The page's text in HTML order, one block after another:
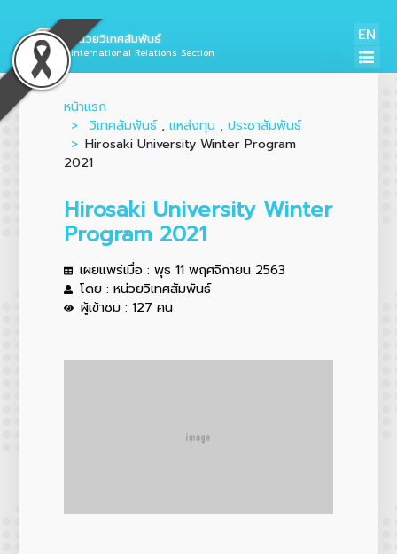
หน่วยวิเทศสัมพันธ์
International Relations Section
EN
หน้าแรก
วิเทศสัมพันธ์ , แหล่งทุน , ประชาสัมพันธ์
Hirosaki University Winter Program
2021
Hirosaki University Winter
Program 2021
เผยแพร่เมื่อ : พุธ 11 พฤศจิกายน 2563
โดย : หน่วยวิเทศสัมพันธ์
ผู้เข้าชม : 127 คน